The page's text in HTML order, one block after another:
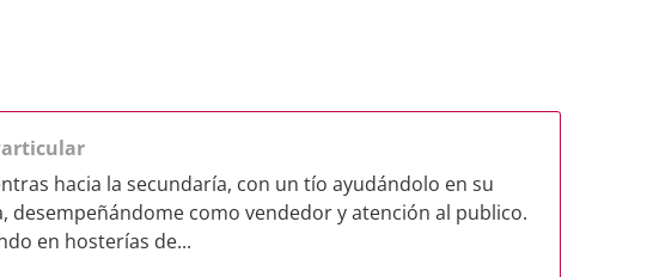
hacia la secundaría, con un tío ayudándolo en su
desempeñándome como vendedor y atención al publico.
en hosterías de...